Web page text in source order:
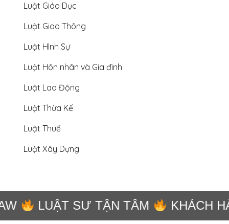
Luật Giáo Dục
Luật Giao Thông
Luật Hình Sự
Luật Hôn nhân và Gia đình
Luật Lao Động
Luật Thừa Kế
Luật Thuế
Luật Xây Dựng
LUẬT SƯ TẬN TÂM KHÁCH